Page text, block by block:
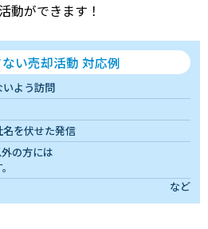
動ができます！
い売却活動 対応例
いよう訪問
を伏せた発信
の方には
など